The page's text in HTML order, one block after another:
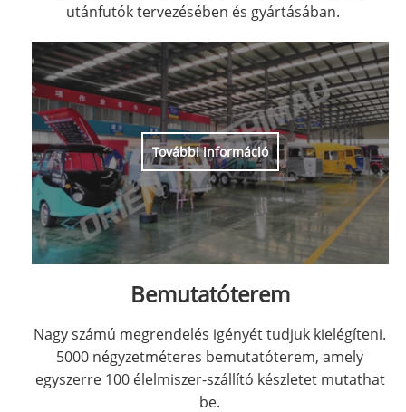
utánfutók tervezésében és gyártásában.
További információ
Bemutatóterem
Nagy számú megrendelés igényét tudjuk kielégíteni.
5000 négyzetméteres bemutatóterem, amely
egyszerre 100 élelmiszer-szállító készletet mutathat
be.